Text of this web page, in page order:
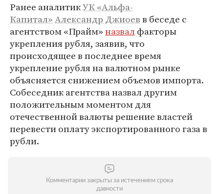
Ранее аналитикУК «Альфа-
Капитал»Александр Джиоевв беседе с
агентством «Прайм»назвалфакторы
укрепления рубля, заявив, что
происходящее в последнее время
укрепление рубля на валютном рынке
объясняется снижением объемов импорта.
Собеседник агентства назвал другим
положительным моментом для
отечественной валюты решение властей
перевести оплату экспортированного газа в
рубли.
Комментарии закрыты за истечением срока
давности